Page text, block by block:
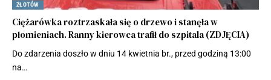
ZŁOTÓW
Ciężarówka roztrzaskała się o drzewo i stanęła w
płomieniach. Ranny kierowca trafił do szpitala (ZDJĘCIA)
Do zdarzenia doszło w dniu 14 kwietnia br., przed godziną 13:00
na…